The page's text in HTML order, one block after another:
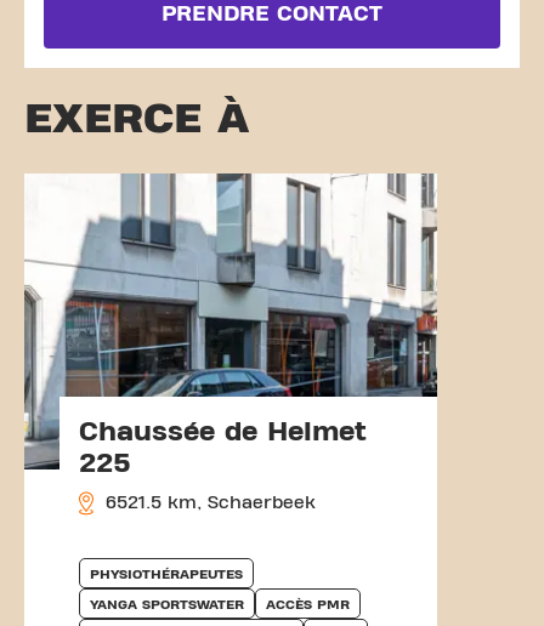
PRENDRE CONTACT
EXERCE À
Chaussée de Helmet
225
6521.5 km, Schaerbeek
PHYSIOTHÉRAPEUTES
YANGA SPORTSWATER ACCÈS PMR